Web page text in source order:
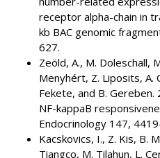
receptor alpha-chain in
kb BAC genomic
627.
Zeöld, A., M. Doleschall,
Menyhért, Z. Liposits, A.
Fekete, and B.
NF-kappaB
Endocrinology 147,
Kacskovics, I., Z. Kis, B.
Tiangco, M. Tilahun, L.